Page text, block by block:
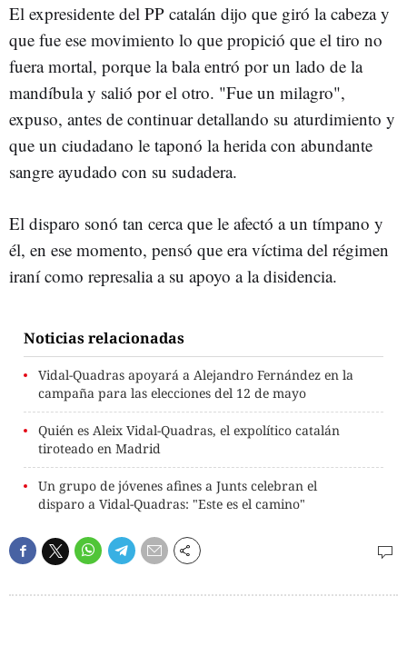
El expresidente del PP catalán dijo que giró la cabeza y
que fue ese movimiento lo que propició que el tiro no
fuera mortal, porque la bala entró por un lado de la
mandíbula y salió por el otro. "Fue un milagro",
expuso, antes de continuar detallando su aturdimiento y
que un ciudadano le taponó la herida con abundante
sangre ayudado con su sudadera.
El disparo sonó tan cerca que le afectó a un tímpano y
él, en ese momento, pensó que era víctima del régimen
iraní como represalia a su apoyo a la disidencia.
Noticias relacionadas
Vidal-Quadras apoyará a Alejandro Fernández en la
campaña para las elecciones del 12 de mayo
Quién es Aleix Vidal-Quadras, el expolítico catalán
tiroteado en Madrid
Un grupo de jóvenes afines a Junts celebran el
disparo a Vidal-Quadras: "Este es el camino"